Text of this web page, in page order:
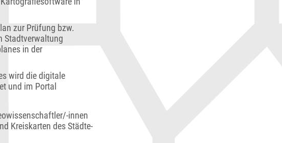
zur Prüfung bzw.
Stadtverwaltung
in der
wird die digitale
und im Portal
innen
Kreiskarten des Städte-